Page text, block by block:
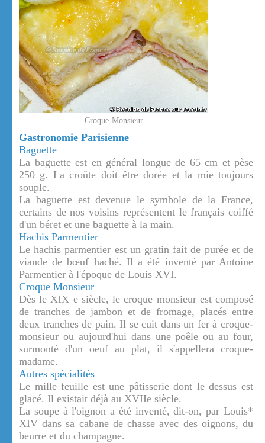
Croque-Monsieur
Gastronomie Parisienne
Baguette
La baguette est en général longue de 65 cm et pèse
250 g. La croûte doit être dorée et la mie toujours
souple.
La baguette est devenue le symbole de la France,
certains de nos voisins représentent le français coiffé
d'un béret et une baguette à la main.
Hachis Parmentier
Le hachis parmentier est un gratin fait de purée et de
viande de bœuf haché. Il a été inventé par Antoine
Parmentier à l'époque de Louis XVI.
Croque Monsieur
Dès le XIX e siècle, le croque monsieur est composé
de tranches de jambon et de fromage, placés entre
deux tranches de pain. Il se cuit dans un fer à croque-
monsieur ou aujourd'hui dans une poêle ou au four,
surmonté d'un oeuf au plat, il s'appellera croque-
madame.
Autres spécialités
Le mille feuille est une pâtisserie dont le dessus est
glacé. Il existait déjà au XVIIe siècle.
La soupe à l'oignon a été inventé, dit-on, par Louis*
XIV dans sa cabane de chasse avec des oignons, du
beurre et du champagne.